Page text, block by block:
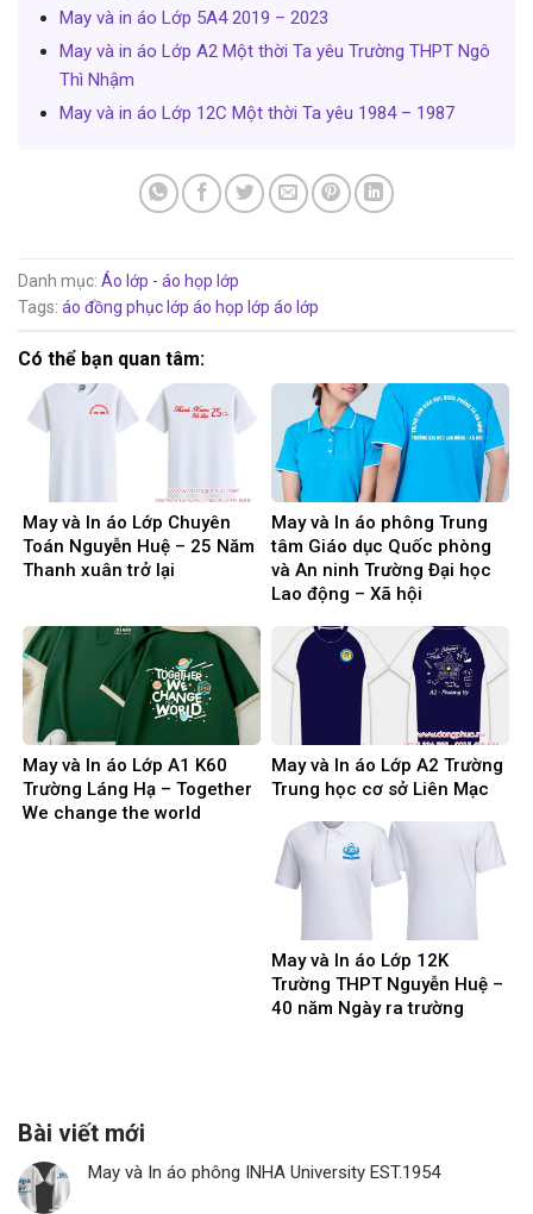
May và in áo Lớp 5A4 2019 – 2023
May và in áo Lớp A2 Một thời Ta yêu Trường THPT Ngô
Thì Nhậm
May và in áo Lớp 12C Một thời Ta yêu 1984 – 1987
Danh mục: Áo lớp - áo họp lớp
Tags: áo đồng phục lớp áo họp lớp áo lớp
Có thể bạn quan tâm:
May và In áo Lớp Chuyên
Toán Nguyễn Huệ – 25 Năm
Thanh xuân trở lại
May và In áo phông Trung
tâm Giáo dục Quốc phòng
và An ninh Trường Đại học
Lao động – Xã hội
May và In áo Lớp A1 K60
Trường Láng Hạ – Together
We change the world
May và In áo Lớp A2 Trường
Trung học cơ sở Liên Mạc
May và In áo Lớp 12K
Trường THPT Nguyễn Huệ –
40 năm Ngày ra trường
Bài viết mới
May và In áo phông INHA University EST.1954